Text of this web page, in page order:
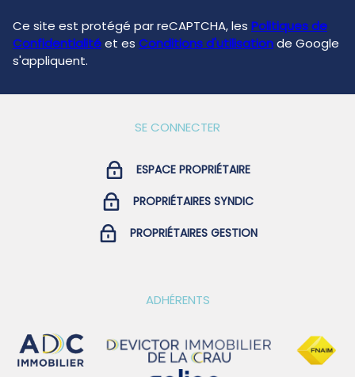
Ce site est protégé par reCAPTCHA, les Politiques de
Confidentialitéet es Conditions d'utilisationde Google
s'appliquent.
SE CONNECTER
ESPACE PROPRIÉTAIRE
PROPRIÉTAIRES SYNDIC
PROPRIÉTAIRES GESTION
ADHÉRENTS